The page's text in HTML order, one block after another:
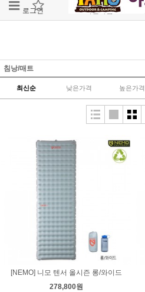
로그인 회원가입
침낭/매트
최신순 낮은가격 높은가격
[NEMO] 니모 텐서 올시즌 롱/와이드
278,800원